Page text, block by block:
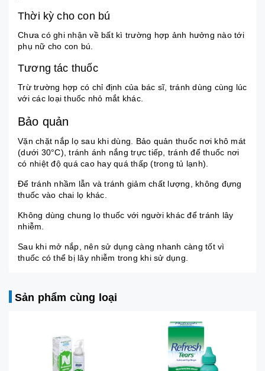
Thời kỳ cho con bú
Chưa có ghi nhận về bất kì trường hợp ảnh hưởng nào tới
phụ nữ cho con bú.
Tương tác thuốc
Trừ trường hợp có chỉ định của bác sĩ, tránh dùng cùng lúc
với các loại thuốc nhỏ mắt khác.
Bảo quản
Vặn chặt nắp lọ sau khi dùng. Bảo quản thuốc nơi khô mát
(dưới 30°C), tránh ánh nắng trực tiếp, tránh để thuốc nơi
có nhiệt độ quá cao hay quá thấp (trong tủ lạnh).
Để tránh nhầm lẫn và tránh giảm chất lượng, không đựng
thuốc vào chai lọ khác.
Không dùng chung lọ thuốc với người khác để tránh lây
nhiễm.
Sau khi mở nắp, nên sử dụng càng nhanh càng tốt vì
thuốc có thể bị lây nhiễm trong khi sử dụng.
Sản phẩm cùng loại